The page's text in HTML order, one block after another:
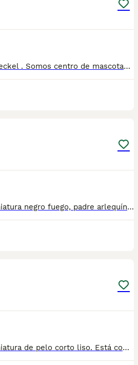
Espectaculares cachorritos de Teckel . Somos centro de mascotas con años de experiencia. Diariamente cuidamos y mimamos a nuestros cachorros. Los entregamos con toda su documentación. Revisión Veterinaria, Factura de compra, garantía vírica, formulario de reconocimiento de raza pura, junto con su cartilla de vacunación y desparasitacion al día de la entrega. Hacemos envíos a toda la península y Baleares mediante servicio propio de transporte. Posibilidad de pago contrareembolso. Para más información no dude en contactar con nosotros. TLF: 649297709
Preciosa camada de Teckels miniatura negro fuego, padre arlequín plata y madre negra fuego ambos miniatura. Se entregan con un mes y medio con sus dos vacunas y desparasitaciones. Para más información 621325499 !! EL PRECIO ES EL DE RESERVA QUE SE DESCUENTA DEL PRECIO FINAL !!
Preciosa camada de Teckels miniatura de pelo corto liso. Está compuesta por dos hembras merle/ arlequines plata y dos machos negro fuego. Nacieron la semana pasada de madre negra fuego mini y padre merle/arlequin plata. Se entregan con un mes y medio con sus vacunas y desparasitaciones. Más información 621325499 !!! EL PRECIO ES EL DE RESERVA QUE SE DESCUENTA DEL PRECIO FINAL !!!